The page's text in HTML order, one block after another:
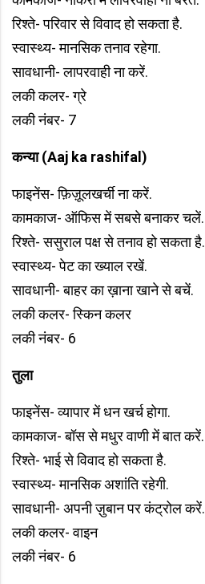
रिश्ते- परिवार से विवाद हो सकता है.
स्वास्थ्य- मानसिक तनाव रहेगा.
सावधानी- लापरवाही ना करें.
लकी कलर- ग्रे
लकी नंबर- 7
कन्या (Aaj ka rashifal)
फाइनेंस- फ़िज़ूलखर्ची ना करें.
कामकाज- ऑफिस में सबसे बनाकर चलें.
रिश्ते- ससुराल पक्ष से तनाव हो सकता है.
स्वास्थ्य- पेट का ख्याल रखें.
सावधानी- बाहर का ख़ाना खाने से बचें.
लकी कलर- स्किन कलर
लकी नंबर- 6
तुला
फाइनेंस- व्यापार में धन खर्च होगा.
कामकाज- बॉस से मधुर वाणी में बात करें.
रिश्ते- भाई से विवाद हो सकता है.
स्वास्थ्य- मानसिक अशांति रहेगी.
सावधानी- अपनी ज़ुबान पर कंट्रोल करें.
लकी कलर- वाइन
लकी नंबर- 6